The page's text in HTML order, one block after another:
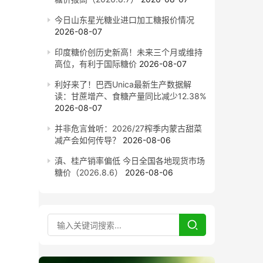
今日山东星光糖业进口加工糖报价情况
2026-08-07
印度糖价创历史新高！未来三个月或维持
高位，有利于国际糖价 2026-08-07
利好来了！巴西Unica最新生产数据解
读：甘蔗增产、食糖产量同比减少12.38%
2026-08-07
并非危言耸听：2026/27榨季内蒙古甜菜
减产会如何传导？
2026-08-06
滇、桂产销率偏低 今日全国各地现货市场
糖价（2026.8.6）
2026-08-06